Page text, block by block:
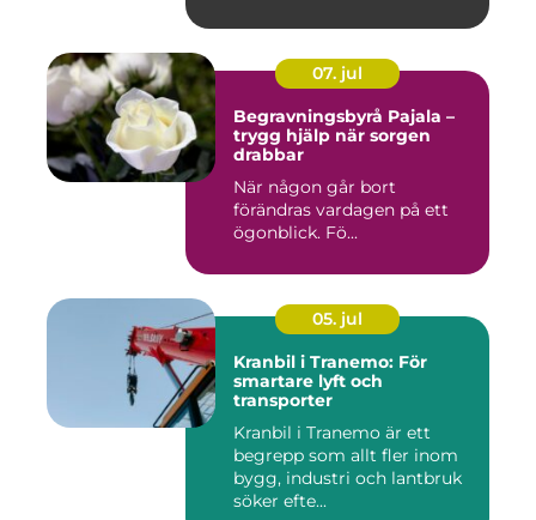
07. jul
Begravningsbyrå Pajala –
trygg hjälp när sorgen
drabbar
När någon går bort
förändras vardagen på ett
ögonblick. Fö...
05. jul
Kranbil i Tranemo: För
smartare lyft och
transporter
Kranbil i Tranemo är ett
begrepp som allt fler inom
bygg, industri och lantbruk
söker efte...